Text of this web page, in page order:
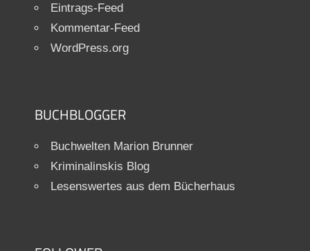
Eintrags-Feed
Kommentar-Feed
WordPress.org
BUCHBLOGGER
Buchwelten Marion Brunner
Kriminalinskis Blog
Lesenswertes aus dem Bücherhaus